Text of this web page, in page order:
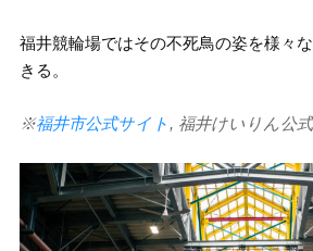
福井競輪場ではその不死鳥の姿を様々
きる。
※福井市公式サイト , 福井けいりん公